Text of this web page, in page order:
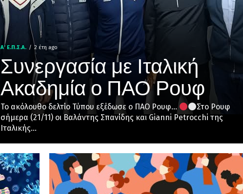
A' Ε.Π.Σ.Α. 2 έτη ago
Συνεργασία με Ιταλική
Ακαδημία ο ΠΑΟ Ρουφ
Το ακόλουθο δελτίο Τύπου εξέδωσε ο ΠΑΟ Ρουφ…
Στο Ρουφ
σήμερα (21/11) οι Βαλάντης Σπανίδης και Gianni Petrocchi της
Ιταλικής...